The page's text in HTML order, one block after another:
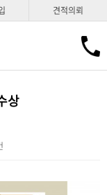
견적의뢰
상